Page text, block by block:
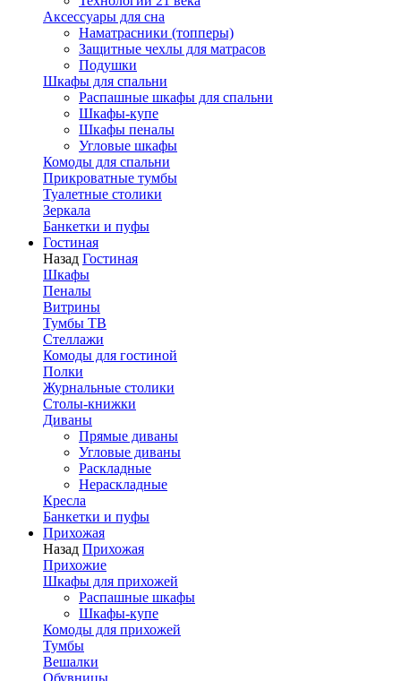
Аксессуары для сна
Наматрасники (топперы)
Защитные чехлы для матрасов
Подушки
Шкафы для спальни
Распашные шкафы для спальни
Шкафы-купе
Шкафы пеналы
Угловые шкафы
Комоды для спальни
Прикроватные тумбы
Туалетные столики
Зеркала
Банкетки и пуфы
Гостиная
Назад Гостиная
Шкафы
Пеналы
Витрины
Тумбы ТВ
Стеллажи
Комоды для гостиной
Полки
Журнальные столики
Столы-книжки
Диваны
Прямые диваны
Угловые диваны
Раскладные
Нераскладные
Кресла
Банкетки и пуфы
Прихожая
Назад Прихожая
Прихожие
Шкафы для прихожей
Распашные шкафы
Шкафы-купе
Комоды для прихожей
Тумбы
Вешалки
Обувницы